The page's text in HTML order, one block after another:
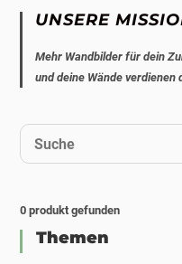
UNSERE
Mehr Wandbilder für dein
und deine Wände
0 produkt gefunden
Themen